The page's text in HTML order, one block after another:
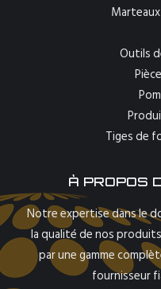
Outils
Tiges de
À PROPOS
Notre expertise dans le
la qualité de nos
par une gamme
fournisseur